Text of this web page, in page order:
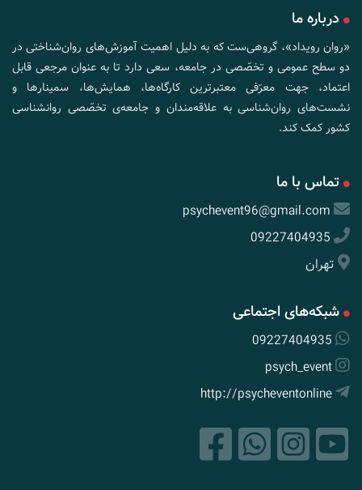
درباره ما
«روان رویداد»، گروهی‌ست که به دلیل اهمیت آموزش‌های روان‌شناختی در
دو سطح عمومی و تخصّصی در جامعه، سعی دارد تا به عنوان مرجعی قابل
اعتماد، جهت معرّفی معتبرترین کارگاه‌ها، همایش‌ها، سمینارها و
نشست‌های روان‌شناسی به علاقه‌مندان و جامعه‌ی تخصّصی روانشناسی
کشور کمک کند.
تماس با ما
psychevent96@gmail.com
09227404935
تهران
شبکه‌های اجتماعی
09227404935
psych_event
http://psycheventonline